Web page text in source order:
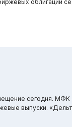
облигаций
сегодня. МФК
выпуски.